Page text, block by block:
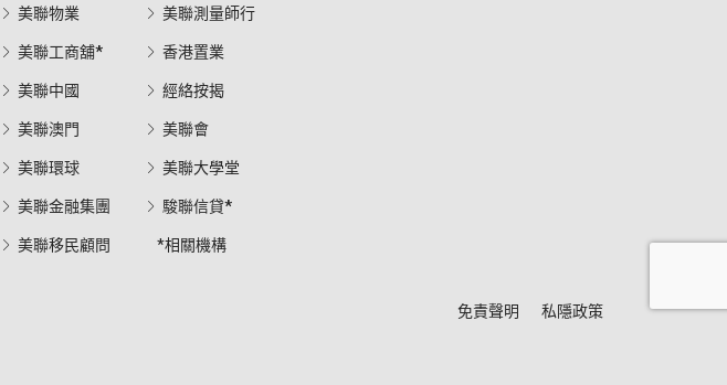
美聯物業
美聯工商舖*
美聯中國
美聯澳門
美聯環球
美聯金融集團
美聯移民顧問
美聯測量師行
香港置業
經絡按揭
美聯會
美聯大學堂
駿聯信貸*
*相關機構
免責聲明 私隱政策